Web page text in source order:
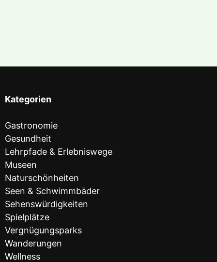
Kategorien
Gastronomie
Gesundheit
Lehrpfade & Erlebniswege
Museen
Naturschönheiten
Seen & Schwimmbäder
Sehenswürdigkeiten
Spielplätze
Vergnügungsparks
Wanderungen
Wellness